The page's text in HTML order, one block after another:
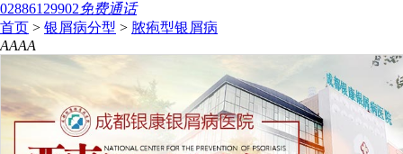
02886129902免费通话
首页 > 银屑病分型 > 脓疱型银屑病
AAAA